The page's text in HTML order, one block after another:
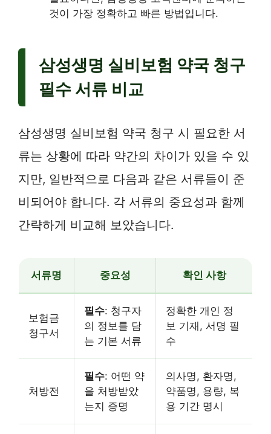
것이 가장 정확하고 빠른 방법입니다.
삼성생명 실비보험 약국 청구
필수 서류 비교
삼성생명 실비보험 약국 청구 시 필요한 서
류는 상황에 따라 약간의 차이가 있을 수 있
지만, 일반적으로 다음과 같은 서류들이 준
비되어야 합니다. 각 서류의 중요성과 함께
간략하게 비교해 보았습니다.
서류명 중요성 확인 사항
보험금
청구서
필수: 청구자
의 정보를 담
는 기본 서류
정확한 개인 정
보 기재, 서명 필
수
처방전
필수: 어떤 약
을 처방받았
는지 증명
의사명, 환자명,
약품명, 용량, 복
용 기간 명시